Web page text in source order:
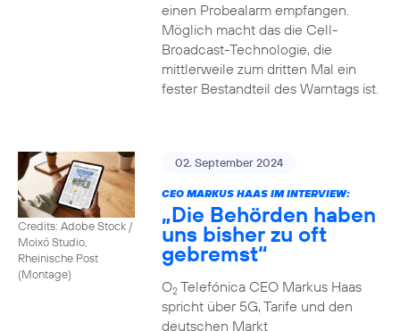
einen Probealarm empfangen.
Möglich macht das die Cell-
Broadcast-Technologie, die
mittlerweile zum dritten Mal ein
fester Bestandteil des Warntags ist.
Credits: Adobe Stock /
Moixó Studio,
Rheinische Post
(Montage)
02. September 2024
CEO MARKUS HAAS IM INTERVIEW:
„Die Behörden haben
uns bisher zu oft
gebremst“
O2Telefónica CEO Markus Haas
spricht über 5G, Tarife und den
deutschen Markt